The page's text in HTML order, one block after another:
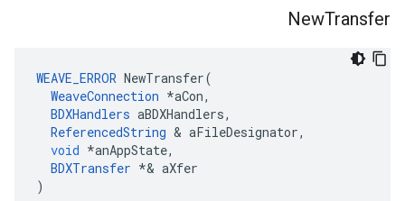
NewTransfer
WEAVE_ERROR NewTransfer(
WeaveConnection *aCon,
BDXHandlers aBDXHandlers,
ReferencedString & aFileDesignator,
void *anAppState,
BDXTransfer *& aXfer
)